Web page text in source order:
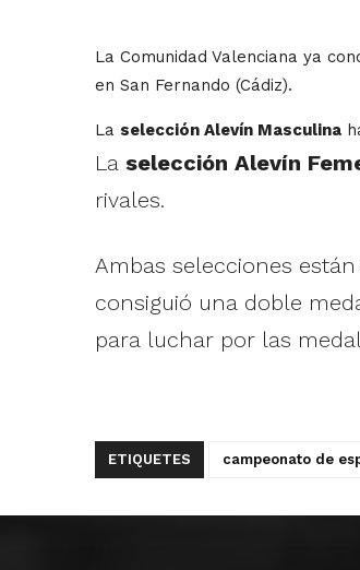
La Comunidad Valenciana ya
en San Fernando (Cádiz).
La selección Alevín Masculina
La selección Alevín
rivales.
Ambas selecciones
consiguió una doble
para luchar por las
ETIQUETES campeonato de